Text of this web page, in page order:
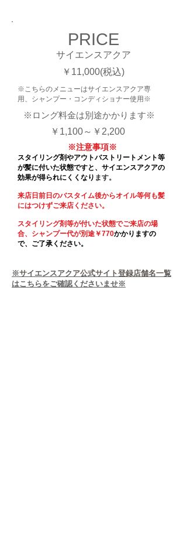
PRICE
サイエンスアクア
​￥11,000(税込)
※こちらのメニューはサイエンスアクア専
用、シャンプー・コンディショナー使用※
※ロング料金は別途かかります※
￥1,100～￥2,200
​※注意事項※
スタイリング剤やアウトバストリートメント等
が髪に付いた状態ですと、サイエンスアクアの
効果が得られにくくなり ます。
来店日前日のバスタイム後からオイル等何も髪
にはつけずご来店ください。
スタイリング剤等が付いた状態でご来店の場
合、シャンプー代が別途￥770かかりますの
で、ご了承ください。
※サイエンスアクア公式サイト登録店舗名一覧
はこちらをご確認くださいませ※